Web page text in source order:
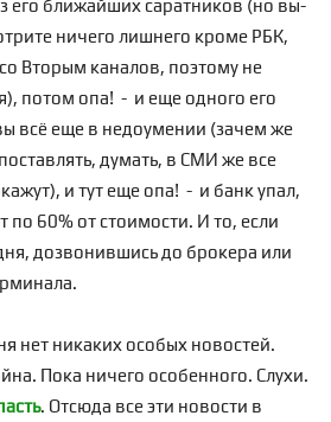
его ближайших саратников (но вы-
ничего лишнего кроме РБК,
Вторым каналов, поэтому не
потом опа! - и еще одного его
всё еще в недоумении (зачем же
думать, в СМИ же все
и тут еще опа! - и банк упал,
60% от стоимости. И то, если
дозвонившись до брокера или
нет никаких особых новостей.
Пока ничего особенного. Слухи.
. Отсюда все эти новости в